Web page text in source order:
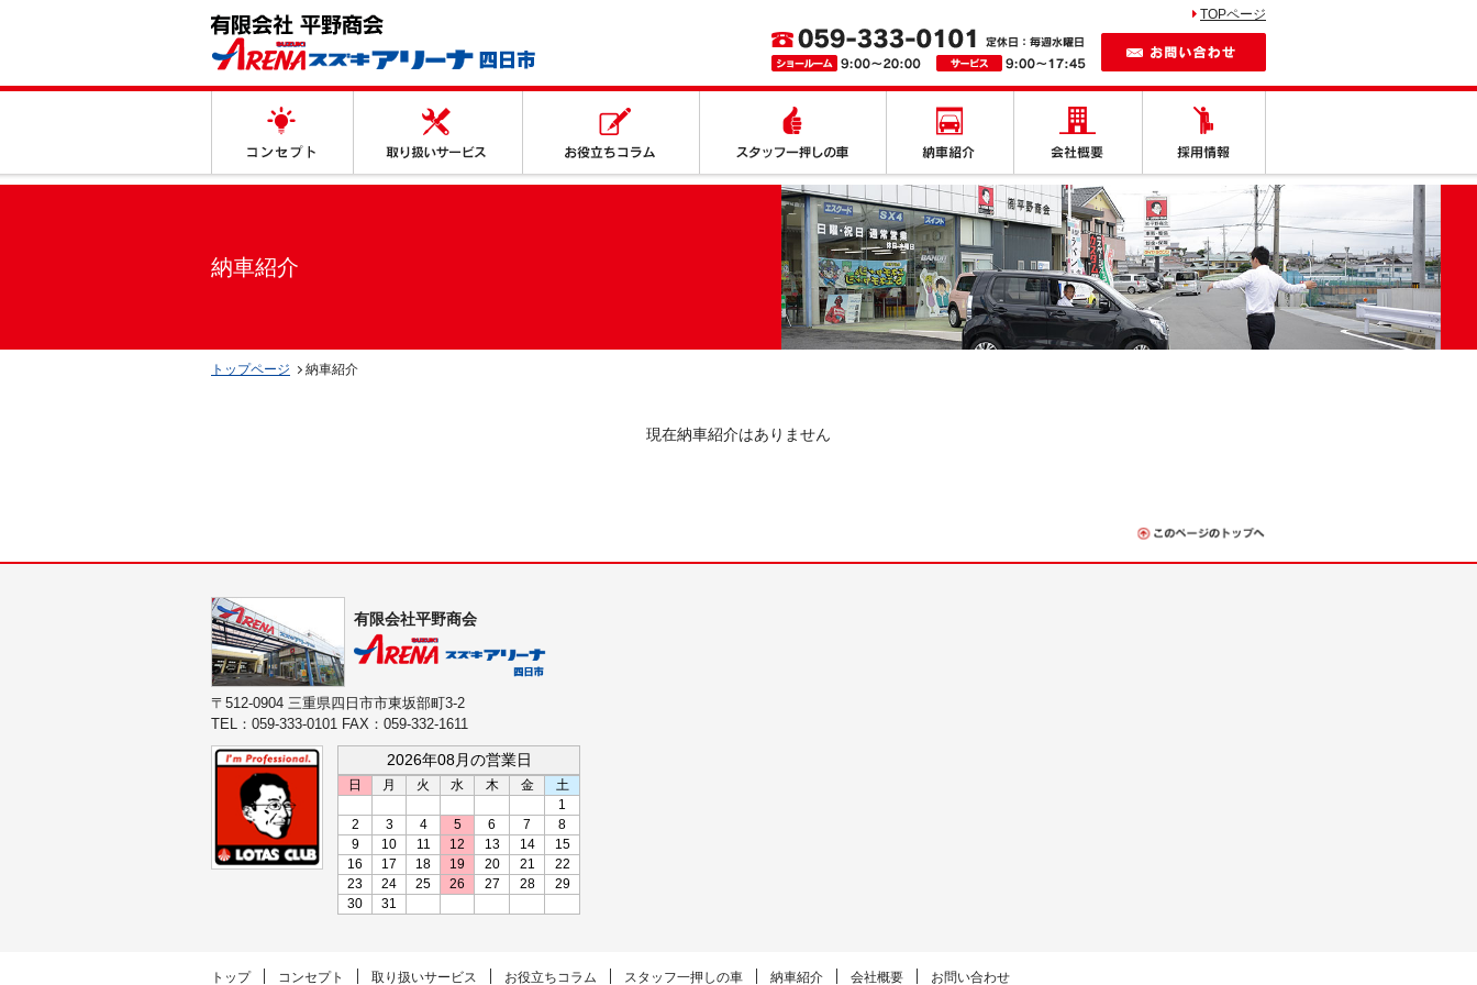
TOPページ
納車紹介
トップページ 納車紹介
現在納車紹介はありません
有限会社平野商会
〒512-0904 三重県四日市市東坂部町3-2
TEL：059-333-0101 FAX：059-332-1611
2026年08月の営業日
日 月 火 水 木 金
土
1
2
3 4 5 6 7
8
9
10 11 12 13 14
15
16
17 18 19 20 21
22
23
24 25 26 27 28
29
30
31
トップ コンセプト 取り扱いサービス お役立ちコラム スタッフ一押しの車 納車紹介 会社概要 お問い合わせ